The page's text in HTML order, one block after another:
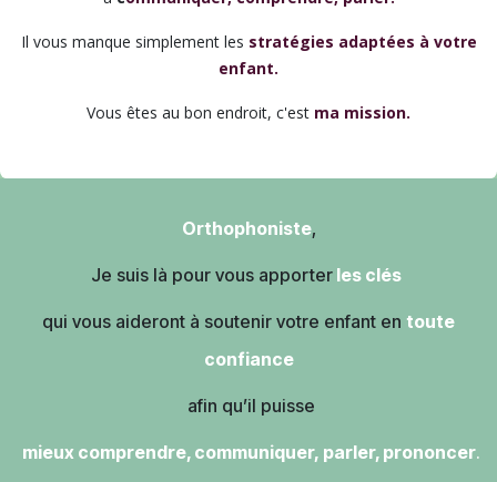
Il vous manque simplement les stratégies adaptées à votre
enfant.
Vous êtes au bon endroit, c'est ma mission.
Orthophoniste,
Je suis là pour vous apporter les clés
qui vous aideront à soutenir votre enfant en toute
confiance
afin qu’il puisse
mieux comprendre, communiquer, parler, prononcer.